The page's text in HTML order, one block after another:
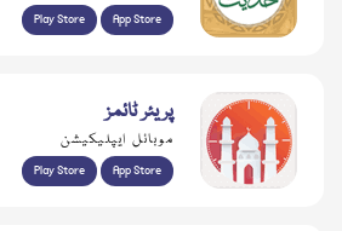
Play Store App Store
پریئر ٹائمز
موبائل ایپلیکیشن
Play Store App Store